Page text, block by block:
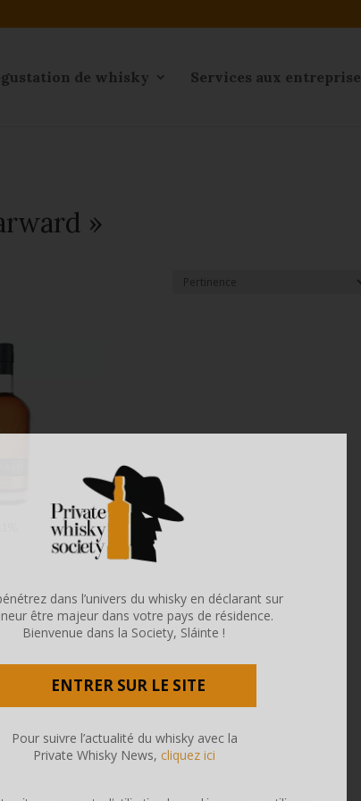
de whisky Services aux entreprise
»
dans l’univers du whisky en déclarant sur
être majeur dans votre pays de résidence.
Bienvenue dans la Society, Sláinte !
ENTRER SUR LE SITE
Pour suivre l’actualité du whisky avec la
Private Whisky News, cliquez ici